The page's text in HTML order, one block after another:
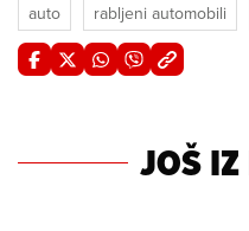
auto rabljeni automobili
JOŠ